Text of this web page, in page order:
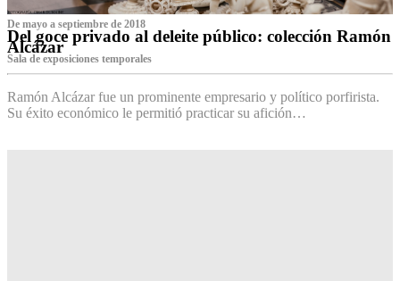
De mayo a septiembre de 2018
Del goce privado al deleite público: colección Ramón
Alcázar
Sala de exposiciones temporales
Ramón Alcázar fue un prominente empresario y político porfirista.
Su éxito económico le permitió practicar su afición…